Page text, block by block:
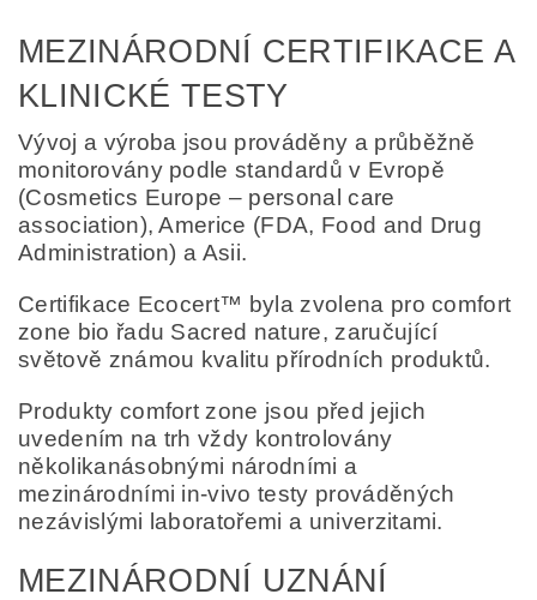
MEZINÁRODNÍ CERTIFIKACE A
KLINICKÉ TESTY
Vývoj a výroba jsou prováděny a průběžně
monitorovány podle standardů v Evropě
(Cosmetics Europe – personal care
association), Americe (FDA, Food and Drug
Administration) a Asii.
Certifikace Ecocert™ byla zvolena pro comfort
zone bio řadu Sacred nature, zaručující
světově známou kvalitu přírodních produktů.
Produkty comfort zone jsou před jejich
uvedením na trh vždy kontrolovány
několikanásobnými národními a
mezinárodními in-vivo testy prováděných
nezávislými laboratořemi a univerzitami.
MEZINÁRODNÍ UZNÁNÍ